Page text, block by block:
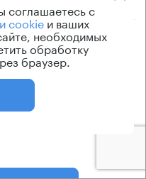
Цена продажи
запросу
здания
соглашаетесь с
cookieи ваших
необходимых
обработку
браузер.